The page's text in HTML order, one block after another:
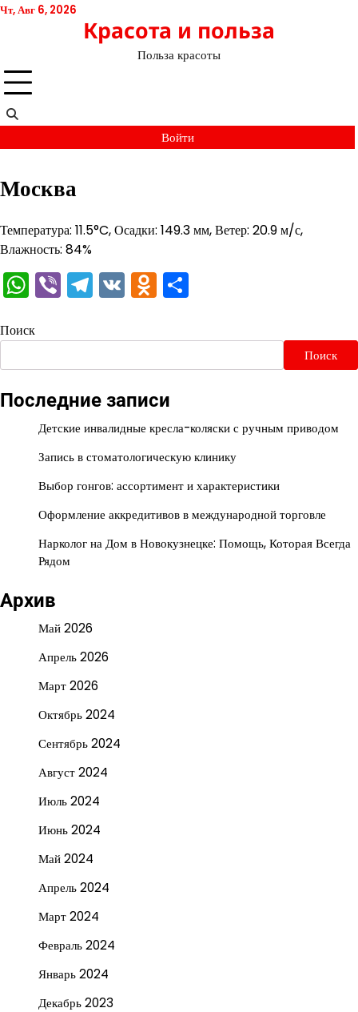
Перейти
Чт, Авг 6, 2026
Красота и польза
Польза красоты
Войти
Москва
Температура: 11.5°C, Осадки: 149.3 мм, Ветер: 20.9 м/с,
Влажность: 84%
WhatsApp
ViberTelegram
VKOdnoklassniki
Поиск
Поиск
Последние записи
Детские инвалидные кресла-коляски с ручным приводом
Запись в стоматологическую клинику
Выбор гонгов: ассортимент и характеристики
Оформление аккредитивов в международной торговле
Нарколог на Дом в Новокузнецке: Помощь, Которая Всегда
Рядом
Архив
Май 2026
Апрель 2026
Март 2026
Октябрь 2024
Сентябрь 2024
Август 2024
Июль 2024
Июнь 2024
Май 2024
Апрель 2024
Март 2024
Февраль 2024
Январь 2024
Декабрь 2023